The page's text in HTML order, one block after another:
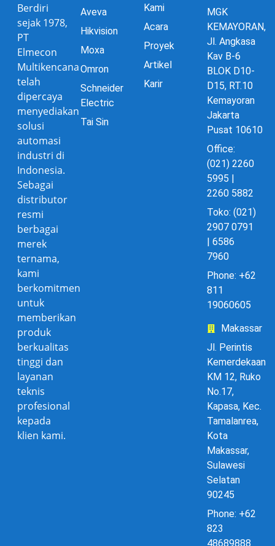
Berdiri
sejak 1978,
PT
Elmecon
Multikencana
telah
dipercaya
menyediakan
solusi
automasi
industri di
Indonesia.
Sebagai
distributor
resmi
berbagai
merek
ternama,
kami
berkomitmen
untuk
memberikan
produk
berkualitas
tinggi dan
layanan
teknis
profesional
kepada
klien kami.
Aveva
Hikvision
Moxa
Omron
Schneider
Electric
Tai Sin
Kami
Acara
Proyek
Artikel
Karir
MGK
KEMAYORAN,
Jl. Angkasa
Kav B-6
BLOK D10-
D15, RT.10
Kemayoran
Jakarta
Pusat 10610
Office:
(021) 2260
5995 |
2260 5882
Toko: (021)
2907 0791
| 6586
7960
Phone: +62
811
19060605
Makassar
Jl. Perintis
Kemerdekaan
KM 12, Ruko
No.17,
Kapasa, Kec.
Tamalanrea,
Kota
Makassar,
Sulawesi
Selatan
90245
Phone: +62
823
48689888